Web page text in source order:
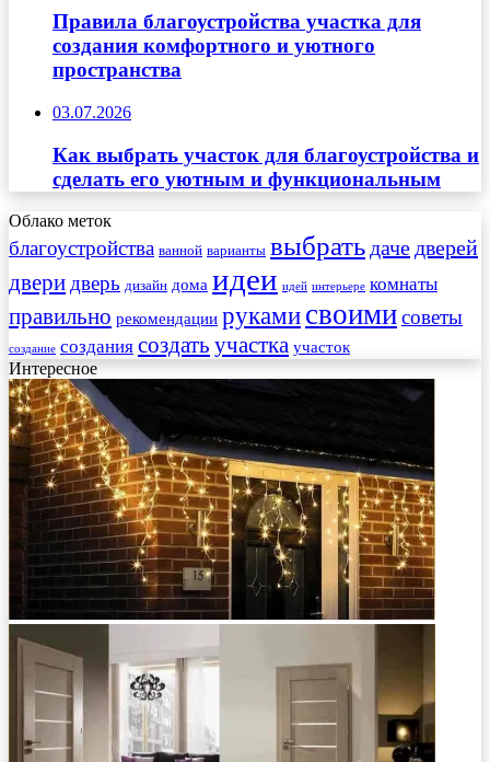
Правила благоустройства участка для
создания комфортного и уютного
пространства
03.07.2026
Как выбрать участок для благоустройства и
сделать его уютным и функциональным
Облако меток
благоустройства ванной варианты выбрать даче дверей
дверидверь дизайн дома идеи идей интерьере комнаты
правильно рекомендации руками своимисоветы
создание создания создать участка участок
Интересное